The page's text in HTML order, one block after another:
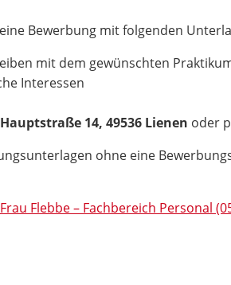
Bewerbung mit folgenden
mit dem gewünschten
Interessen
14, 49536 Lienen oder
ohne eine
Frau Flebbe – Fachbereich Personal